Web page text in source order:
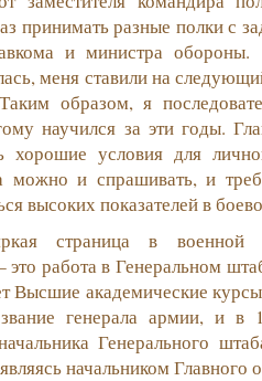
принимать разные полки с
и министра
меня ставили на
образом, я
научился за эти годы.
хорошие условия для
можно и спрашивать, и
высоких показателей в
страница в военной
работа в Генеральном
Высшие академические
генерала армии, и в
Генерального
начальником Главного